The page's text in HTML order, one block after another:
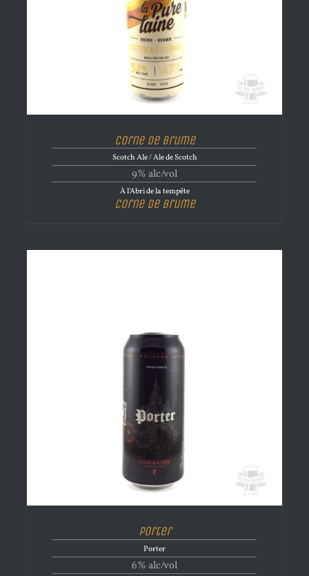
Corne de brume
Scotch Ale / Ale de Scotch
9% alc/vol
À l'Abri de la tempête
Corne de brume
Porter
Porter
6% alc/vol